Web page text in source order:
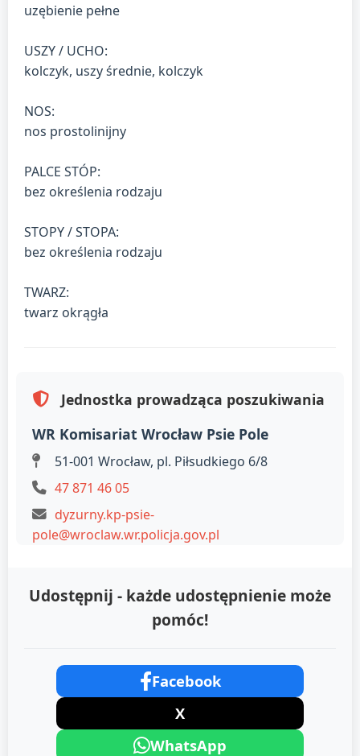
uzębienie pełne
USZY / UCHO:
kolczyk, uszy średnie, kolczyk
NOS:
nos prostolinijny
PALCE STÓP:
bez określenia rodzaju
STOPY / STOPA:
bez określenia rodzaju
TWARZ:
twarz okrągła
Jednostka prowadząca poszukiwania
WR Komisariat Wrocław Psie Pole
51-001 Wrocław, pl. Piłsudkiego 6/8
47 871 46 05
dyzurny.kp-psie-
pole@wroclaw.wr.policja.gov.pl
Udostępnij - każde udostępnienie może
pomóc!
Facebook
X
WhatsApp